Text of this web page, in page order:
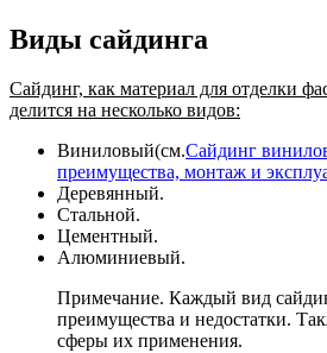
Виды сайдинга
Сайдинг, как материал для отделки
делится на несколько видов:
Виниловый(см.Сайдинг
преимущества, монтаж и
Деревянный.
Стальной.
Цементный.
Алюминиевый.
Примечание. Каждый вид
преимущества и недостатки.
сферы их применения.